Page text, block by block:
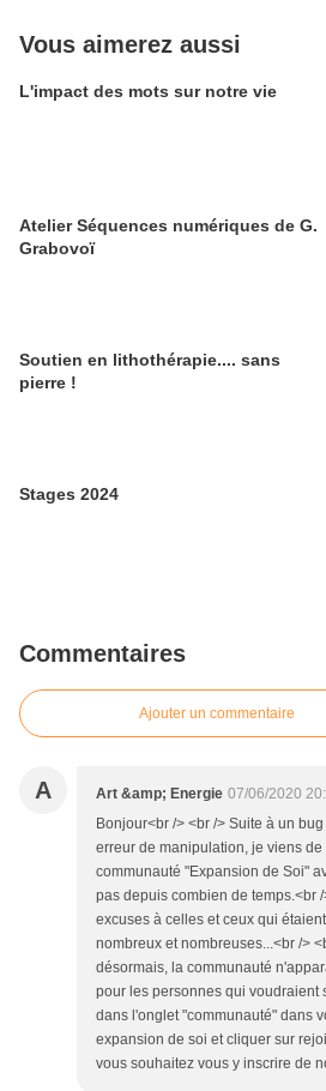
Vous aimerez aussi
L'impact des mots sur notre vie
Atelier Séquences numériques de G.
Grabovoï
Soutien en lithothérapie.... sans
pierre !
Stages 2024
Commentaires
Ajouter un commentaire
A Art &amp; Energie 07/06/2020
Bonjour<br /> <br /> Suite à un
erreur de manipulation, je viens
communauté "Expansion de Soi"
pas depuis combien de temps.<br
excuses à celles et ceux qui
nombreux et nombreuses...<br />
désormais, la communauté
pour les personnes qui voudraient
dans l'onglet "communauté" dans
expansion de soi et cliquer sur
vous souhaitez vous y inscrire de